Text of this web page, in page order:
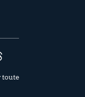
toute